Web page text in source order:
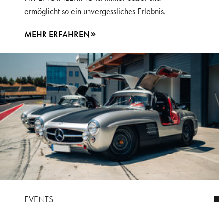
ermöglicht so ein unvergessliches Erlebnis.
MEHR ERFAHREN
EVENTS